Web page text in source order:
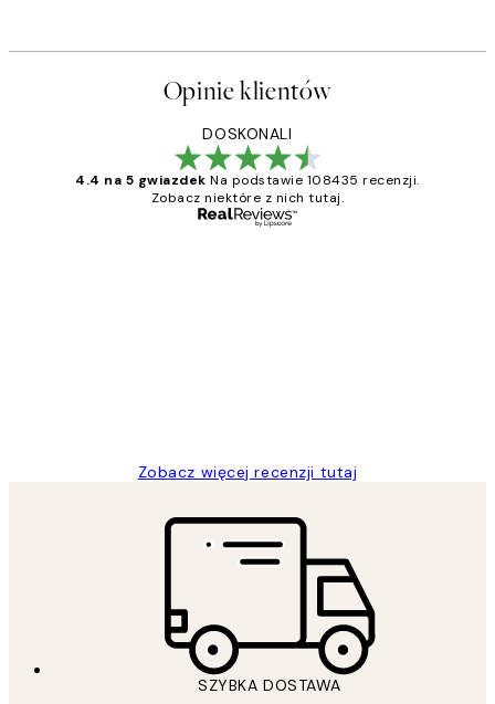
Opinie klientów
DOSKONALI
4.4 na 5 gwiazdek Na podstawie 108435 recenzji.
Zobacz niektóre z nich tutaj.
Zobacz więcej recenzji tutaj
SZYBKA DOSTAWA